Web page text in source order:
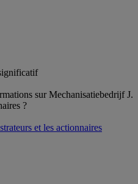
sur Mechanisatiebedrijf J.
?
et les actionnaires